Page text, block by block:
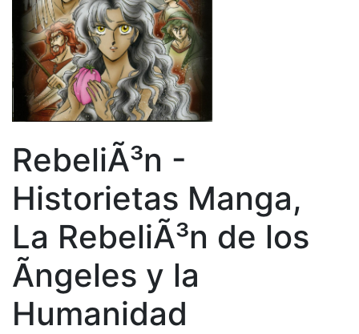
RebeliÃ³n -
Historietas Manga,
La RebeliÃ³n de los
Ãngeles y la
Humanidad